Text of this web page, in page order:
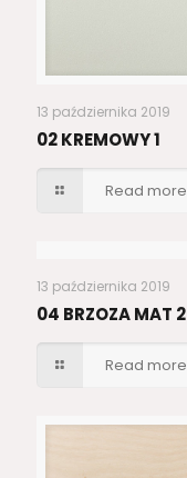
13 października 2019
02 KREMOWY 1
Read more
13 października 2019
04 BRZOZA MAT 2
Read more